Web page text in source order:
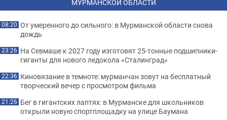
МУРМАНСКОЙ ОБЛАСТИ
08:20 От умеренного до сильного: в Мурманской области снова
дождь
23:26 На Севмаше к 2027 году изготовят 25-тонные подшипники-
гиганты для нового ледокола «Сталинград»
22:36 Киновязание в темноте: мурманчан зовут на бесплатный
творческий вечер с просмотром фильма
21:26 Бег в гигантских лаптях: в Мурманске для школьников
открыли новую спортплощадку на улице Баумана